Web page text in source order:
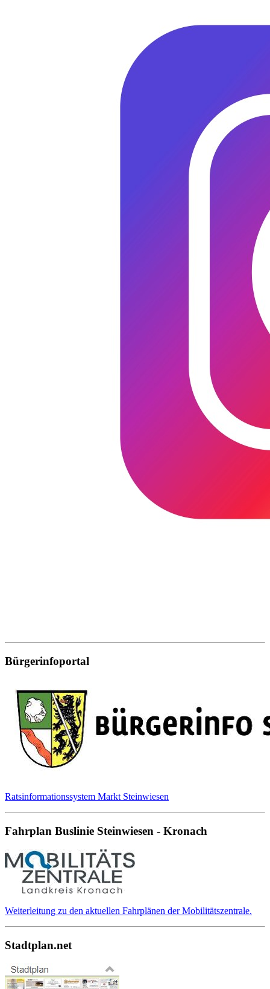
Bürgerinfoportal
Ratsinformationssystem Markt Steinwiesen
Fahrplan Buslinie Steinwiesen - Kronach
Weiterleitung zu den aktuellen Fahrplänen der Mobilitätszentrale.
Stadtplan.net